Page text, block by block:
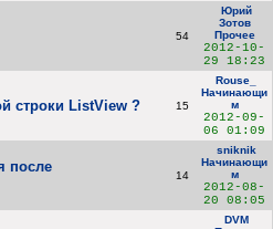
54
Юрий
Зотов
Прочее
2012-10-
29 18:23
строки ListView ? 15
Rouse_
Начинающи
м
2012-09-
06 01:09
после
14
sniknik
Начинающи
м
2012-08-
20 08:05
DVM